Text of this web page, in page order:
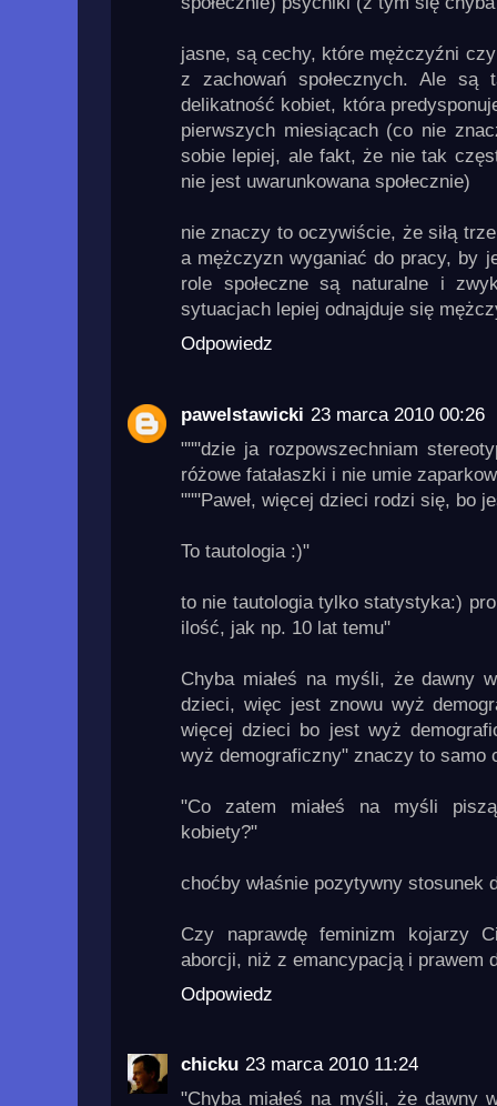
jasne, są cechy, które mężczyźni
z zachowań społecznych. Ale
delikatność kobiet, która
pierwszych miesiącach (co nie
sobie lepiej, ale fakt, że nie tak
nie jest uwarunkowana społecznie)
nie znaczy to oczywiście, że siłą
a mężczyzn wyganiać do pracy, by
role społeczne są naturalne i
sytuacjach lepiej odnajduje się
Odpowiedz
pawelstawicki 23 marca 2010 00:26
"""dzie ja rozpowszechniam
różowe fatałaszki i nie umie
"""Paweł, więcej dzieci rodzi się, bo
To tautologia :)"
to nie tautologia tylko statystyka:)
ilość, jak np. 10 lat temu"
Chyba miałeś na myśli, że dawny
dzieci, więc jest znowu wyż
więcej dzieci bo jest wyż
wyż demograficzny" znaczy to samo
"Co zatem miałeś na myśli
kobiety?"
choćby właśnie pozytywny stosunek
Czy naprawdę feminizm kojarzy
aborcji, niż z emancypacją i prawem
Odpowiedz
chicku 23 marca 2010 11:24
"Chyba miałeś na myśli, że dawny